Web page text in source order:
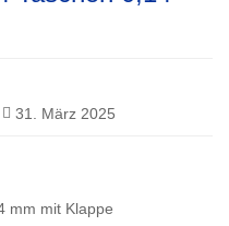
31. März 2025
mm mit Klappe